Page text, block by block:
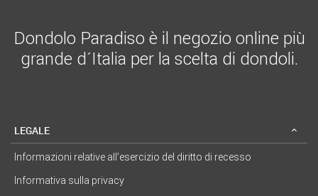
Dondolo Paradiso è il negozio online più
grande d´Italia per la scelta di dondoli.
LEGALE
Informazioni relative all’esercizio del diritto di recesso
Informativa sulla privacy